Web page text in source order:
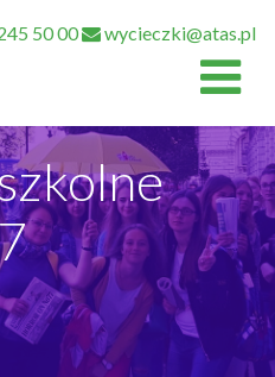
50 00 wycieczki@atas.pl